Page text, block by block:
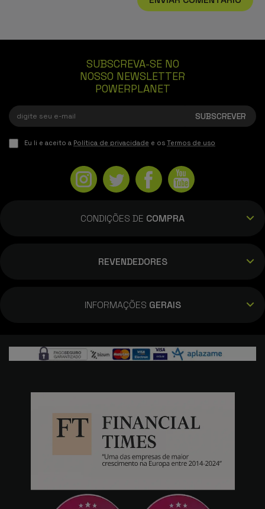
SUBSCREVA-SE NO
NOSSO NEWSLETTER
POWERPLANET
Eu li e aceito a Política de privacidade e os Termos de uso
CONDIÇÕES DE COMPRA
REVENDEDORES
INFORMAÇÕES GERAIS